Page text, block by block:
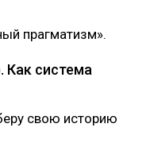
прагматизм».
Как система
свою историю